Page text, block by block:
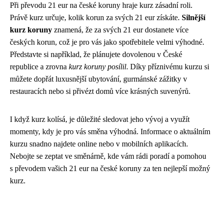
Při převodu 21 eur na české koruny hraje kurz zásadní roli.
Právě kurz určuje, kolik korun za svých 21 eur získáte. Silnější
kurz koruny znamená, že za svých 21 eur dostanete více
českých korun, což je pro vás jako spotřebitele velmi výhodné.
Představte si například, že plánujete dovolenou v České
republice a zrovna kurz koruny posílil. Díky příznivému kurzu si
můžete dopřát luxusnější ubytování, gurmánské zážitky v
restauracích nebo si přivézt domů více krásných suvenýrů.
I když kurz kolísá, je důležité sledovat jeho vývoj a využít
momenty, kdy je pro vás směna výhodná. Informace o aktuálním
kurzu snadno najdete online nebo v mobilních aplikacích.
Nebojte se zeptat ve směnárně, kde vám rádi poradí a pomohou
s převodem vašich 21 eur na české koruny za ten nejlepší možný
kurz.